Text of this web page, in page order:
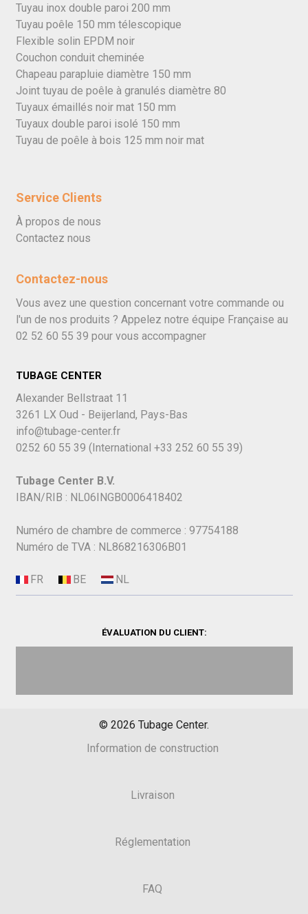
Tuyau inox double paroi 200 mm
Tuyau poêle 150 mm télescopique
Flexible solin EPDM noir
Couchon conduit cheminée
Chapeau parapluie diamètre 150 mm
Joint tuyau de poêle à granulés diamètre 80
Tuyaux émaillés noir mat 150 mm
Tuyaux double paroi isolé 150 mm
Tuyau de poêle à bois 125 mm noir mat
Service Clients
À propos de nous
Contactez nous
Contactez-nous
Vous avez une question concernant votre commande ou
l'un de nos produits ? Appelez notre équipe Française au
02 52 60 55 39 pour vous accompagner
TUBAGE CENTER
Alexander Bellstraat 11
3261 LX Oud - Beijerland, Pays-Bas
info@tubage-center.fr
0252 60 55 39 (International +33 252 60 55 39)
Tubage Center B.V.
IBAN/RIB : NL06INGB0006418402
Numéro de chambre de commerce : 97754188
Numéro de TVA : NL868216306B01
ÉVALUATION DU CLIENT:
© 2026 Tubage Center.
Information de construction
Livraison
Réglementation
FAQ